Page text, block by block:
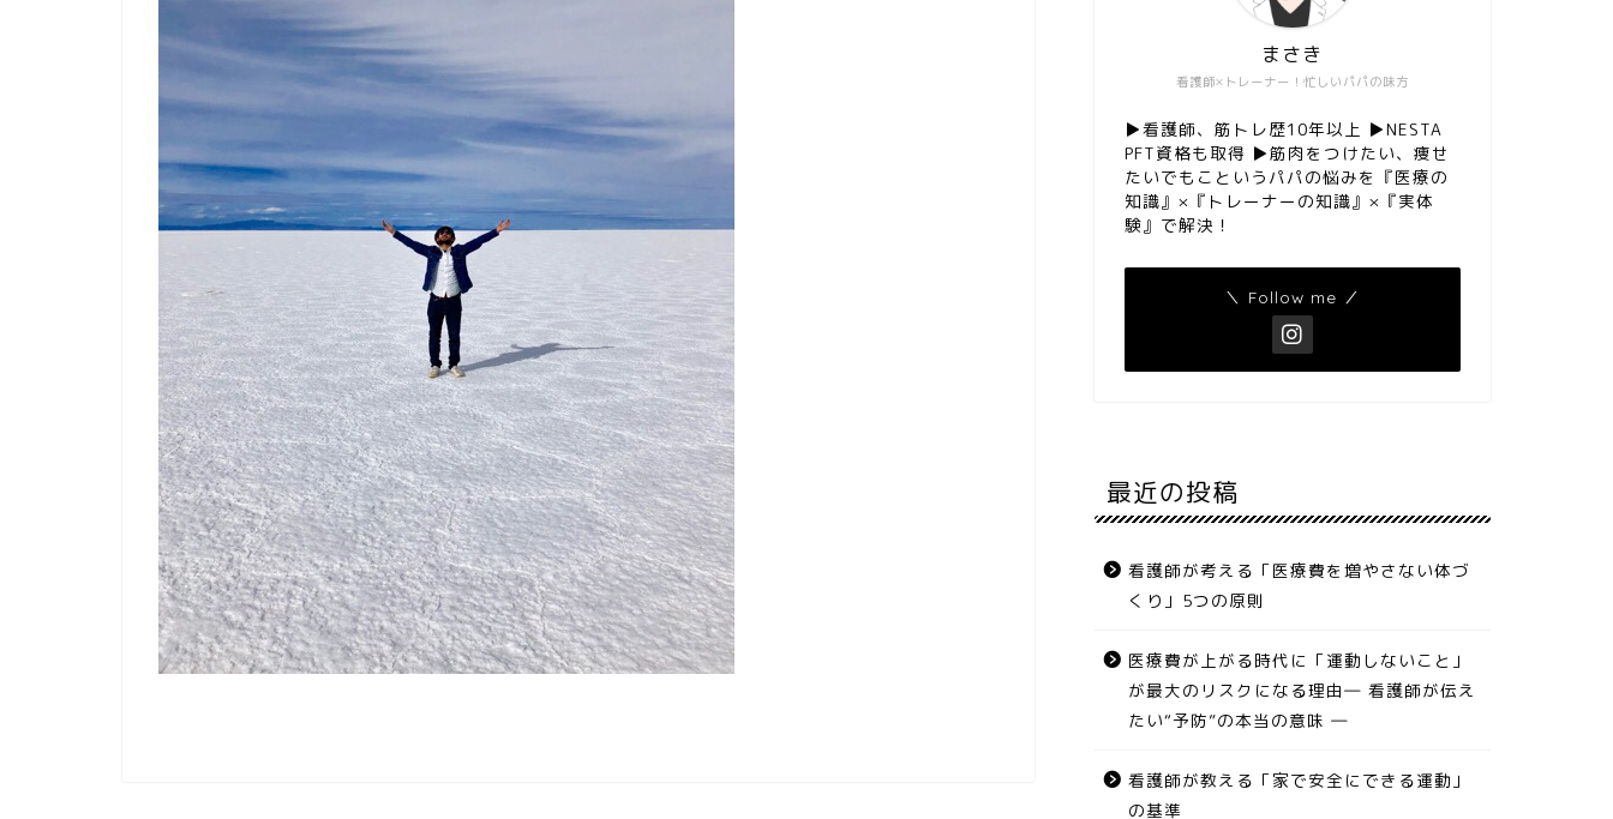
看護師×トレーナー！忙しいパパの味方
まさき
▶︎看護師、筋トレ歴10年以上 ▶︎NESTA
PFT資格も取得 ▶︎筋肉をつけたい、痩せ
たいでもこというパパの悩みを『医療の
知識』×『トレーナーの知識』×『実体
験』で解決！
＼ Follow me ／
最近の投稿
看護師が考える「医療費を増やさない体づ
くり」5つの原則
医療費が上がる時代に「運動しないこと」
が最大のリスクになる理由― 看護師が伝え
たい“予防”の本当の意味 ―
看護師が教える「家で安全にできる運動」
の基準